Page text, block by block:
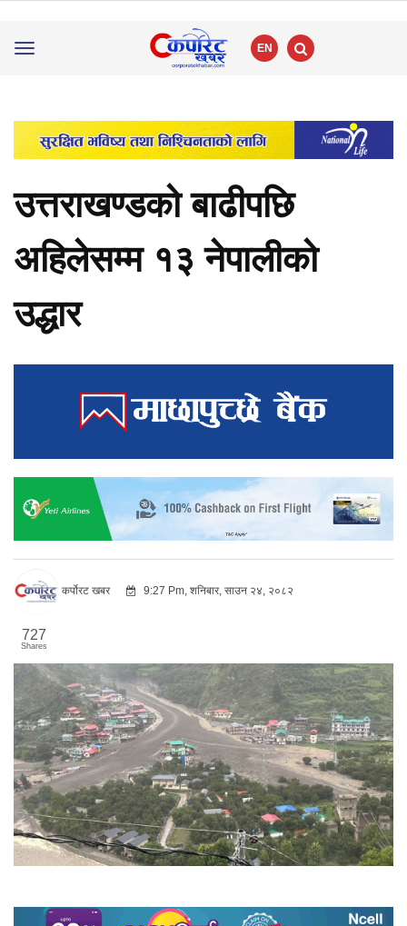
Toggle
EN
उत्तराखण्डको बाढीपछि
अहिलेसम्म १३ नेपालीको
उद्धार
कर्पोरट खबर 9:27 Pm, शनिबार, साउन २४, २०८२
727
Shares